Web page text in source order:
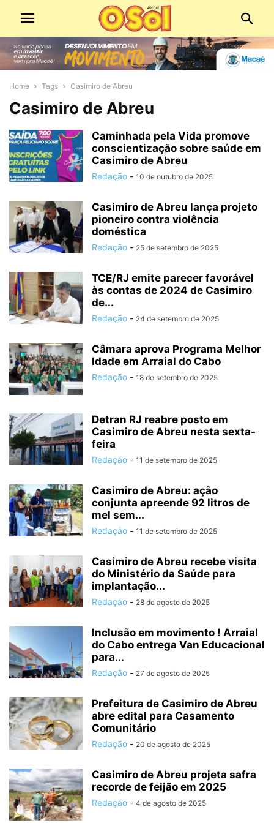
Home Tags Casimiro de Abreu
Casimiro de Abreu
Caminhada pela Vida promove
conscientização sobre saúde em
Casimiro de Abreu
Redação - 10 de outubro de 2025
Casimiro de Abreu lança projeto
pioneiro contra violência
doméstica
Redação - 25 de setembro de 2025
TCE/RJ emite parecer favorável
às contas de 2024 de Casimiro
de...
Redação - 24 de setembro de 2025
Câmara aprova Programa Melhor
Idade em Arraial do Cabo
Redação - 18 de setembro de 2025
Detran RJ reabre posto em
Casimiro de Abreu nesta sexta-
feira
Redação - 11 de setembro de 2025
Casimiro de Abreu: ação
conjunta apreende 92 litros de
mel sem...
Redação - 11 de setembro de 2025
Casimiro de Abreu recebe visita
do Ministério da Saúde para
implantação...
Redação - 28 de agosto de 2025
Inclusão em movimento ! Arraial
do Cabo entrega Van Educacional
para...
Redação - 27 de agosto de 2025
Prefeitura de Casimiro de Abreu
abre edital para Casamento
Comunitário
Redação - 20 de agosto de 2025
Casimiro de Abreu projeta safra
recorde de feijão em 2025
Redação - 4 de agosto de 2025